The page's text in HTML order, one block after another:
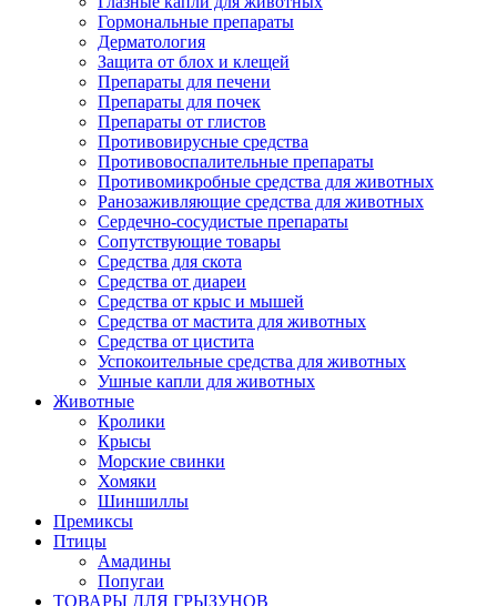
Гормональные препараты
Дерматология
Защита от блох и клещей
Препараты для печени
Препараты для почек
Препараты от глистов
Противовирусные средства
Противовоспалительные препараты
Противомикробные средства для животных
Ранозаживляющие средства для животных
Сердечно-сосудистые препараты
Сопутствующие товары
Средства для скота
Средства от диареи
Средства от крыс и мышей
Средства от мастита для животных
Средства от цистита
Успокоительные средства для животных
Ушные капли для животных
Животные
Кролики
Крысы
Морские свинки
Хомяки
Шиншиллы
Премиксы
Птицы
Амадины
Попугаи
ТОВАРЫ ДЛЯ ГРЫЗУНОВ